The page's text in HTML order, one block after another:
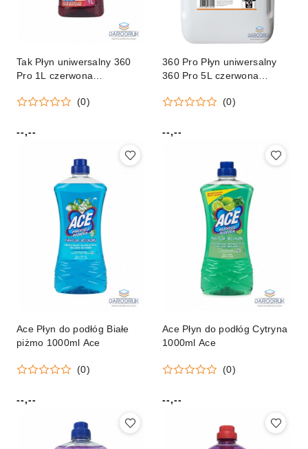
Tak Płyn uniwersalny 360
Pro 1L czerwona
(0)
Cena:
--,--
360 Pro Płyn uniwersalny
360 Pro 5L czerwona
(0)
Cena:
--,--
Ace Płyn do podłóg Białe
piżmo 1000ml Ace
(0)
Cena:
--,--
Ace Płyn do podłóg Cytryna
1000ml Ace
(0)
Cena:
--,--